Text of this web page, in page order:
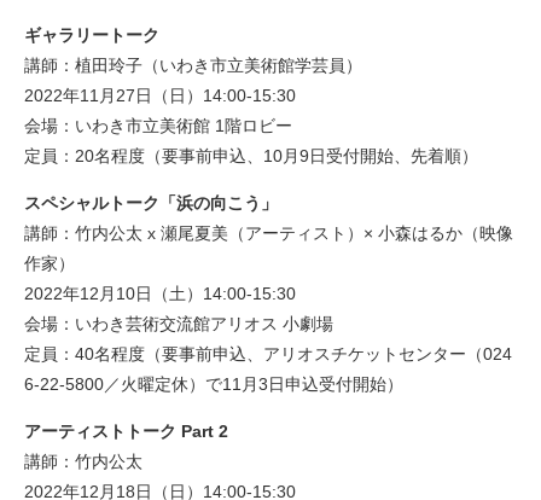
ギャラリートーク
講師：植田玲子（いわき市立美術館学芸員）
2022年11月27日（日）14:00-15:30
会場：いわき市立美術館 1階ロビー
定員：20名程度（要事前申込、10月9日受付開始、先着順）
スペシャルトーク「浜の向こう」
講師：竹内公太 x 瀬尾夏美（アーティスト）× 小森はるか（映像
作家）
2022年12月10日（土）14:00-15:30
会場：いわき芸術交流館アリオス 小劇場
定員：40名程度（要事前申込、アリオスチケットセンター（024
6-22-5800／火曜定休）で11月3日申込受付開始）
アーティストトーク Part 2
講師：竹内公太
2022年12月18日（日）14:00-15:30